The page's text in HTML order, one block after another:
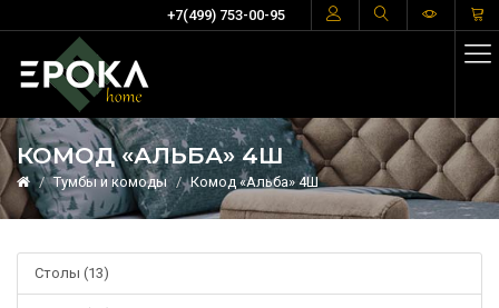
+7(499) 753-00-95
КОМОД «АЛЬБА» 4Ш
Тумбы и комоды Комод «Альба» 4Ш
Столы (13)